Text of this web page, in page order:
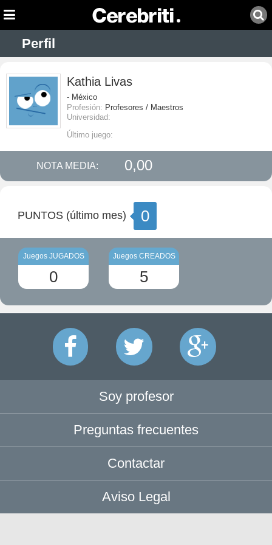
Perfil
Kathia Livas
- México
Profesión: Profesores / Maestros
Universidad:
Último juego:
NOTA MEDIA: 0,00
PUNTOS (último mes) 0
Juegos JUGADOS
0
Juegos CREADOS
5
Soy profesor
Preguntas frecuentes
Contactar
Aviso Legal